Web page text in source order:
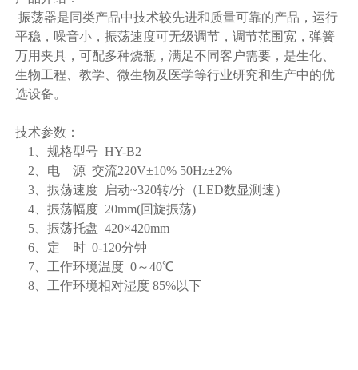
振荡器是同类产品中技术较先进和质量可靠的产品，运行
平稳，噪音小，振荡速度可无级调节，调节范围宽，弹簧
万用夹具，可配多种烧瓶，满足不同客户需要，是生化、
生物工程、教学、微生物及医学等行业研究和生产中的优
选设备。
技术参数：
1、规格型号 HY-B2
2、电 源 交流220V±10% 50Hz±2%
3、振荡速度 启动~320转/分（LED数显测速）
4、振荡幅度 20mm(回旋振荡)
5、振荡托盘 420×420mm
6、定 时 0-120分钟
7、工作环境温度 0～40℃
8、工作环境相对湿度 85%以下